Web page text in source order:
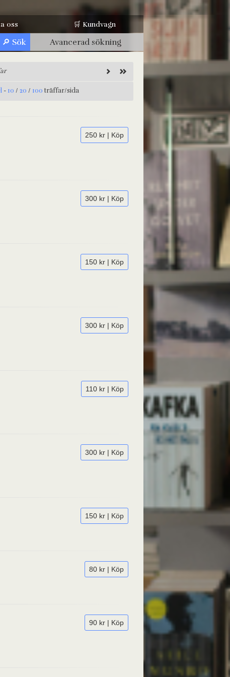
oss 🛒 Kundvagn
Avancerad sökning
- 10 / 20 / 100 träffar/sida
250 kr | Köp
300 kr | Köp
150 kr | Köp
300 kr | Köp
110 kr | Köp
300 kr | Köp
150 kr | Köp
80 kr | Köp
90 kr | Köp